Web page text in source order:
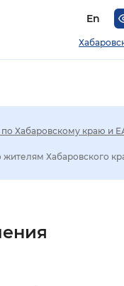
En
Хабаровскому краю и
Хабаровского